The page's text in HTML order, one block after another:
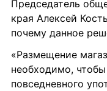
Председатель
края Алексей
почему данное
«Размещение
необходимо,
повседневного